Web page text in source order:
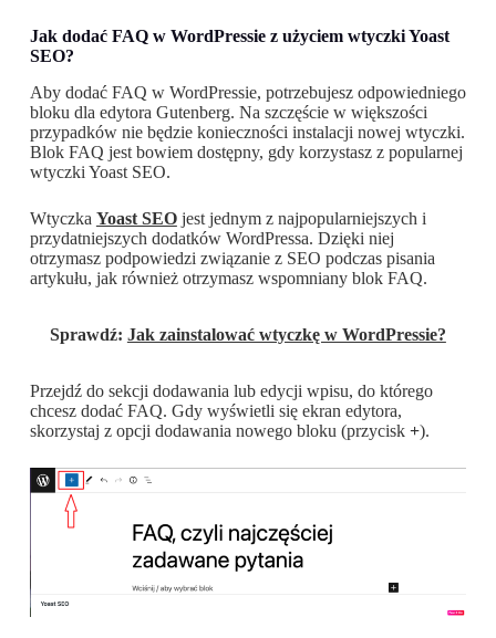
Jak dodać FAQ w WordPressie z użyciem wtyczki Yoast
SEO?
Aby dodać FAQ w WordPressie, potrzebujesz odpowiedniego
bloku dla edytora Gutenberg. Na szczęście w większości
przypadków nie będzie konieczności instalacji nowej wtyczki.
Blok FAQ jest bowiem dostępny, gdy korzystasz z popularnej
wtyczki Yoast SEO.
Wtyczka Yoast SEOjest jednym z najpopularniejszych i
przydatniejszych dodatków WordPressa. Dzięki niej
otrzymasz podpowiedzi związanie z SEO podczas pisania
artykułu, jak również otrzymasz wspomniany blok FAQ.
Sprawdź: Jak zainstalować wtyczkę w WordPressie?
Przejdź do sekcji dodawania lub edycji wpisu, do którego
chcesz dodać FAQ. Gdy wyświetli się ekran edytora,
skorzystaj z opcji dodawania nowego bloku (przycisk +).